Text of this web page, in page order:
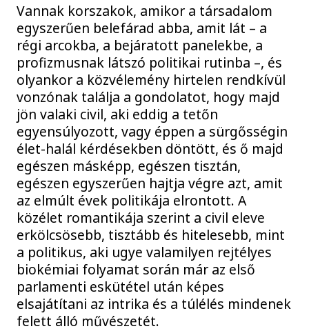
Vannak korszakok, amikor a társadalom
egyszerűen belefárad abba, amit lát – a
régi arcokba, a bejáratott panelekbe, a
profizmusnak látszó politikai rutinba –, és
olyankor a közvélemény hirtelen rendkívül
vonzónak találja a gondolatot, hogy majd
jön valaki civil, aki eddig a tetőn
egyensúlyozott, vagy éppen a sürgősségin
élet-halál kérdésekben döntött, és ő majd
egészen másképp, egészen tisztán,
egészen egyszerűen hajtja végre azt, amit
az elmúlt évek politikája elrontott. A
közélet romantikája szerint a civil eleve
erkölcsösebb, tisztább és hitelesebb, mint
a politikus, aki ugye valamilyen rejtélyes
biokémiai folyamat során már az első
parlamenti eskütétel után képes
elsajátítani az intrika és a túlélés mindenek
felett álló művészetét.